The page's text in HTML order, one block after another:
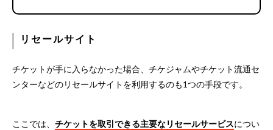
リセールサイト
チケットが手に入らなかった場合、チケジャムやチケット流通セ
ンターなどのリセールサイトを利用するのも1つの手段です。
ここでは、 チケットを取引できる主要なリセールサービスについ